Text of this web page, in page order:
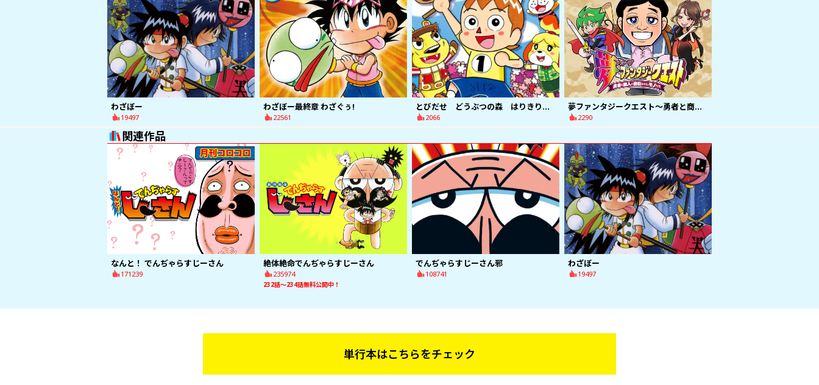
わざぼー
19497
わざぼー最終章 わざぐぅ!
22561
とびだせ どうぶつの森 はりきり村長イッペー！
2066
夢ファンタジークエスト～勇者と商人と値引かれしモノたち～
2290
関連作品
なんと！ でんぢゃらすじーさん
171239
絶体絶命でんぢゃらすじーさん
235974
232話〜234話無料公開中！
でんぢゃらすじーさん邪
108741
わざぼー
19497
単行本はこちらをチェック